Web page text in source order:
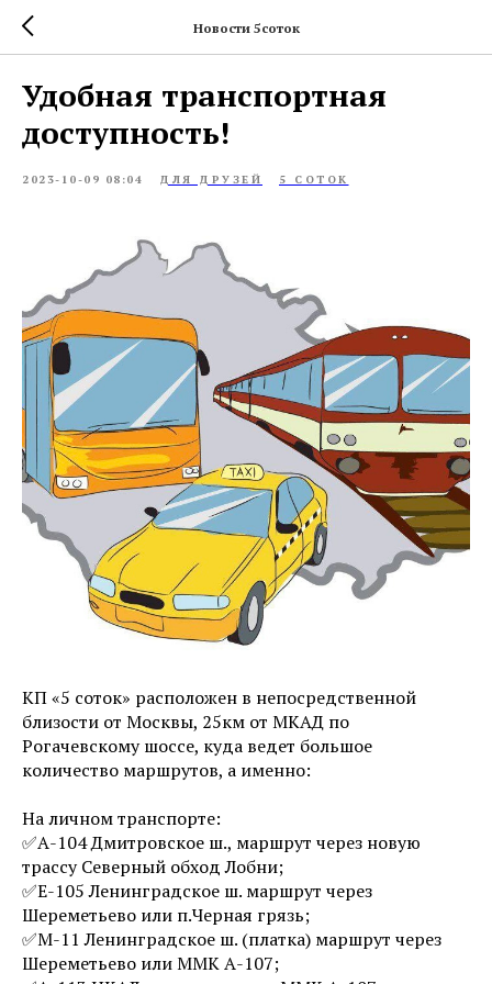
Новости 5соток
Удобная транспортная
доступность!
2023-10-09 08:04 ДЛЯ ДРУЗЕЙ 5 СОТОК
КП «5 соток» расположен в непосредственной
близости от Москвы, 25км от МКАД по
Рогачевскому шоссе, куда ведет большое
количество маршрутов, а именно:
На личном транспорте:
✅А-104 Дмитровское ш., маршрут через новую
трассу Северный обход Лобни;
✅Е-105 Ленинградское ш. маршрут через
Шереметьево или п.Черная грязь;
✅М-11 Ленинградское ш. (платка) маршрут через
Шереметьево или ММК А-107;